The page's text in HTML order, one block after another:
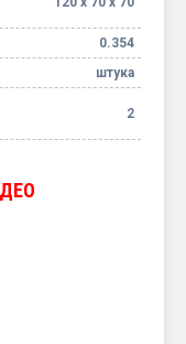
0.354
штука
2